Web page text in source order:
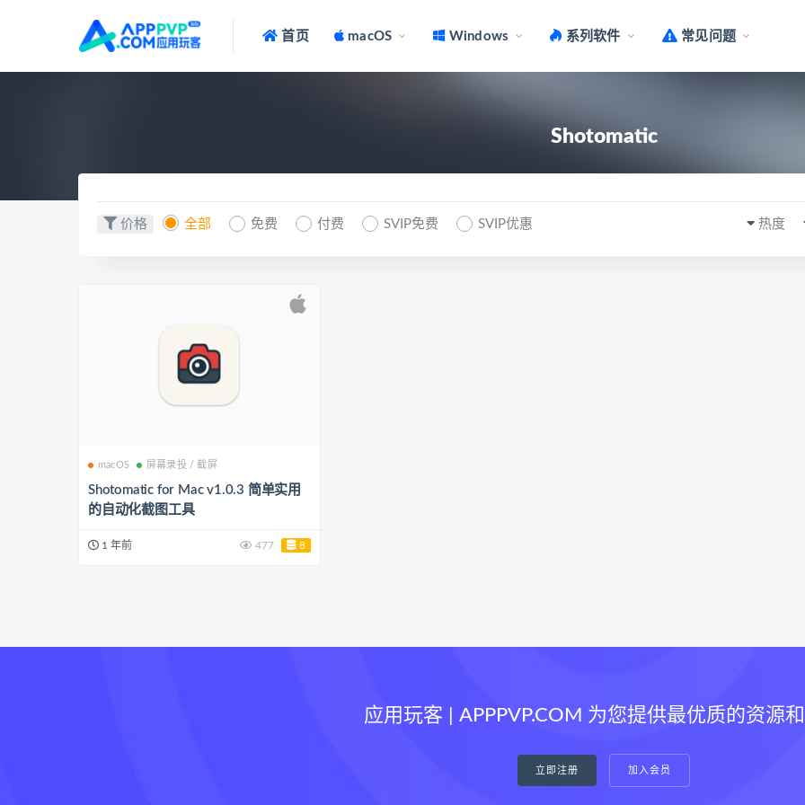
首页 macOS Windows 系列软件 常见问题
Shotomatic
价格 全部 免费 付费 SVIP免费 SVIP优惠 热度
macOS 屏幕录投 / 截屏
Shotomatic for Mac v1.0.3 简单实用
的自动化截图工具
1 年前 477 8
应用玩客 | APPPVP.COM 为您提供最优质的资源
立即注册 加入会员